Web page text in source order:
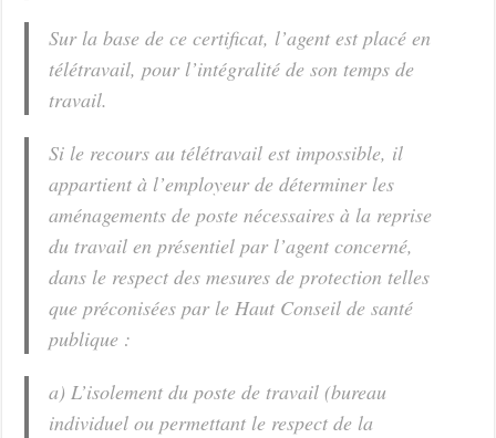
Sur la base de ce certificat, l’agent est placé en
télétravail, pour l’intégralité de son temps de
travail.
Si le recours au télétravail est impossible, il
appartient à l’employeur de déterminer les
aménagements de poste nécessaires à la reprise
du travail en présentiel par l’agent concerné,
dans le respect des mesures de protection telles
que préconisées par le Haut Conseil de santé
publique :
a) L’isolement du poste de travail (bureau
individuel ou permettant le respect de la